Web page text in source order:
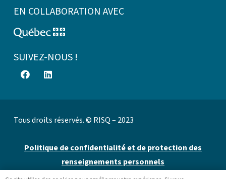
EN COLLABORATION AVEC
SUIVEZ-NOUS !
Tous droits réservés. © RISQ – 2023
Politique de confidentialité et de protection des
renseignements personnels